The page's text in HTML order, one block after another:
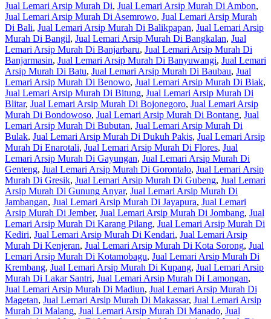
Jual Lemari Arsip Murah Di, Jual Lemari Arsip Murah Di Ambon,
Jual Lemari Arsip Murah Di Asemrowo, Jual Lemari Arsip Murah
Di Bali, Jual Lemari Arsip Murah Di Balikpapan, Jual Lemari Arsip
Murah Di Bangil, Jual Lemari Arsip Murah Di Bangkalan, Jual
Lemari Arsip Murah Di Banjarbaru, Jual Lemari Arsip Murah Di
Banjarmasin, Jual Lemari Arsip Murah Di Banyuwangi, Jual Lemari
Arsip Murah Di Batu, Jual Lemari Arsip Murah Di Baubau, Jual
Lemari Arsip Murah Di Benowo, Jual Lemari Arsip Murah Di Biak,
Jual Lemari Arsip Murah Di Bitung, Jual Lemari Arsip Murah Di
Blitar, Jual Lemari Arsip Murah Di Bojonegoro, Jual Lemari Arsip
Murah Di Bondowoso, Jual Lemari Arsip Murah Di Bontang, Jual
Lemari Arsip Murah Di Bubutan, Jual Lemari Arsip Murah Di
Bulak, Jual Lemari Arsip Murah Di Dukuh Pakis, Jual Lemari Arsip
Murah Di Enarotali, Jual Lemari Arsip Murah Di Flores, Jual
Lemari Arsip Murah Di Gayungan, Jual Lemari Arsip Murah Di
Genteng, Jual Lemari Arsip Murah Di Gorontalo, Jual Lemari Arsip
Murah Di Gresik, Jual Lemari Arsip Murah Di Gubeng, Jual Lemari
Arsip Murah Di Gunung Anyar, Jual Lemari Arsip Murah Di
Jambangan, Jual Lemari Arsip Murah Di Jayapura, Jual Lemari
Arsip Murah Di Jember, Jual Lemari Arsip Murah Di Jombang, Jual
Lemari Arsip Murah Di Karang Pilang, Jual Lemari Arsip Murah Di
Kediri, Jual Lemari Arsip Murah Di Kendari, Jual Lemari Arsip
Murah Di Kenjeran, Jual Lemari Arsip Murah Di Kota Sorong, Jual
Lemari Arsip Murah Di Kotamobagu, Jual Lemari Arsip Murah Di
Krembang, Jual Lemari Arsip Murah Di Kupang, Jual Lemari Arsip
Murah Di Lakar Santri, Jual Lemari Arsip Murah Di Lamongan,
Jual Lemari Arsip Murah Di Madiun, Jual Lemari Arsip Murah Di
Magetan, Jual Lemari Arsip Murah Di Makassar, Jual Lemari Arsip
Murah Di Malang, Jual Lemari Arsip Murah Di Manado, Jual